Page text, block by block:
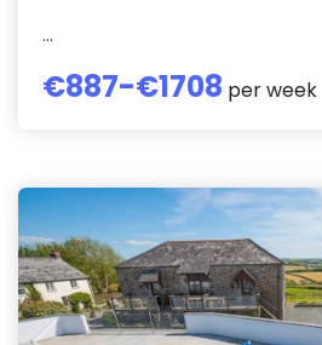
...
€887-€1708 per week